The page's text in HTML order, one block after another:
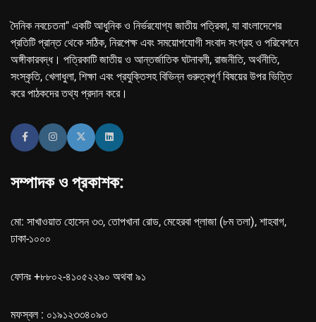
দৈনিক নবচেতনা" একটি আধুনিক ও নির্ভরযোগ্য জাতীয় পত্রিকা, যা বাংলাদেশের
প্রতিটি প্রান্ত থেকে সঠিক, নিরপেক্ষ এবং সময়োপযোগী সংবাদ সংগ্রহ ও পরিবেশনে
অঙ্গীকারবদ্ধ। পত্রিকাটি জাতীয় ও আন্তর্জাতিক ঘটনাবলী, রাজনীতি, অর্থনীতি,
সংস্কৃতি, খেলাধুলা, শিক্ষা এবং প্রযুক্তিসহ বিভিন্ন গুরুত্বপূর্ণ বিষয়ের উপর ভিত্তি
করে পাঠকদের তথ্য প্রদান করে।
সম্পাদক ও প্রকাশক:
মো: সাখাওয়াত হোসেন ৩৩, তোপখানা রোড, মেহেরবা প্লাজা (৮ম তলা), শাহবাগ,
ঢাকা-১০০০
ফোনঃ +৮৮০২-৪১০৫২২৯০ অথবা ৯১
মফস্বল : ০১৯১২৩৩৪০৯৩